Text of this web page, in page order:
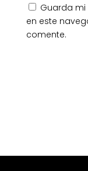
Guarda
en este
comente.